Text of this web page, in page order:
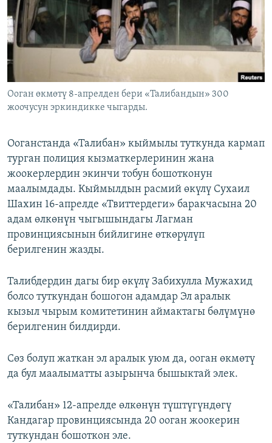
ЭЖЕ-СИҢДИЛЕР
АЗАТТЫК+
ЫҢГАЙСЫЗ СУРООЛОР
ОНЛАЙН ШЕРИНЕ
ЭЕ/АРнун бардык сайттары
Ооган өкмөтү 8-апрелден бери «Талибандын» 300
жоочусун эркиндикке чыгарды.
Ооганстанда «Талибан» кыймылы туткунда кармап
турган полиция кызматкерлеринин жана
жоокерлердин экинчи тобун бошотконун
маалымдады. Кыймылдын расмий өкүлү Сухаил
Шахин 16-апрелде «Твиттердеги» баракчасына 20
адам өлкөнүн чыгышындагы Лагман
провинциясынын бийлигине өткөрүлүп
берилгенин жазды.
Талибдердин дагы бир өкүлү Забихулла Мужахид
болсо туткундан бошогон адамдар Эл аралык
кызыл чырым комитетинин аймактагы бөлүмүнө
берилгенин билдирди.
Сөз болуп жаткан эл аралык уюм да, ооган өкмөтү
да бул маалыматты азырынча бышыктай элек.
«Талибан» 12-апрелде өлкөнүн түштүгүндөгү
Кандагар провинциясында 20 ооган жоокерин
туткундан бошоткон эле.